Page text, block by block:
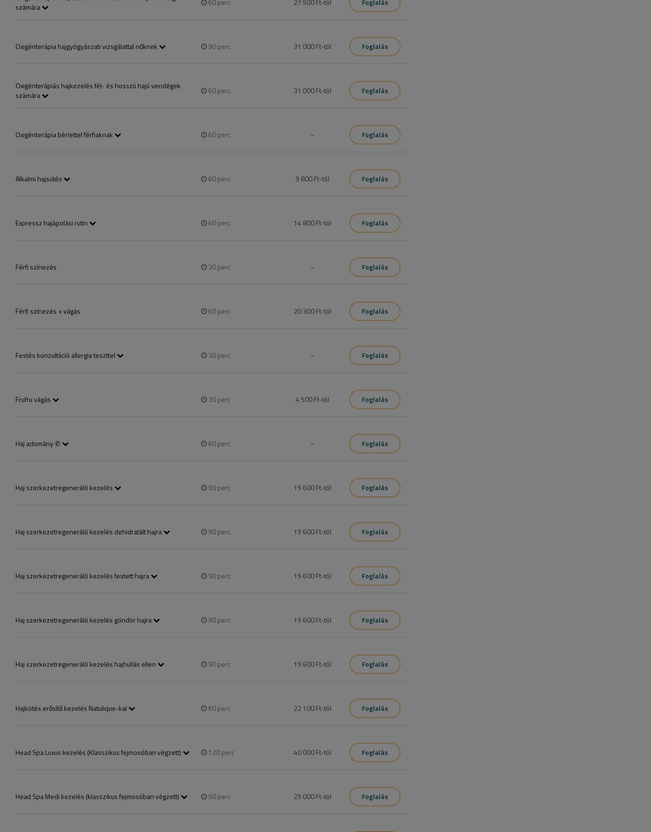
számára
60perc 27 500 Ft-tól
Foglalás
ezáltal könnyebben elindul a haj növekedése. A kezelés során több mint 70 féle vitamint juttatunk a fejbőrbe és a hajszálakba.
Oxigénterápia hajgyógyászati vizsgálattal nőknek
90perc 31 000 Ft-tól
Foglalás
Oxigénterápiás hajkezelés fél- és hosszú hajú vendégek
számára
60perc 31 000 Ft-tól
Foglalás
ezáltal könnyebben elindul a haj növekedése. A kezelés során több mint 70 féle vitamint juttatunk a fejbőrbe és a hajszálakba.
Oxigénterápia bérlettel férfiaknak
60perc ~
Foglalás
Alkalmi hajsütés
60perc 9 800 Ft-tól
Foglalás
Expressz hajápolási rutin 60perc 14 800 Ft-tól
Foglalás
Férfi színezés
30perc ~ Foglalás
Férfi színezés + vágás 60perc 20 300 Ft-tól Foglalás
Festés konzultáció allergia teszttel 30perc ~
Foglalás
Frufru vágás
30perc 4 500 Ft-tól
Foglalás
Haj adomány ✆ 60perc ~
Foglalás
Haj szerkezetregeneráló kezelés 90perc 19 600 Ft-tól
Foglalás
Haj szerkezetregeneráló kezelés dehidratált hajra
90perc 19 600 Ft-tól
Foglalás
Haj szerkezetregeneráló kezelés festett hajra
90perc 19 600 Ft-tól
Foglalás
Haj szerkezetregeneráló kezelés göndör hajra
90perc 19 600 Ft-tól
Foglalás
Haj szerkezetregeneráló kezelés hajhullás ellen
90perc 19 600 Ft-tól
Foglalás
Hajkötés erősítő kezelés Natulique-kal
60perc 22 100 Ft-tól
Foglalás
Head Spa Luxus kezelés (Klasszikus fejmosóban végzett)
120perc 40 000 Ft-tól
Foglalás
Head Spa Medi kezelés (klasszikus fejmosóban végzett)
90perc 29 000 Ft-tól
Foglalás